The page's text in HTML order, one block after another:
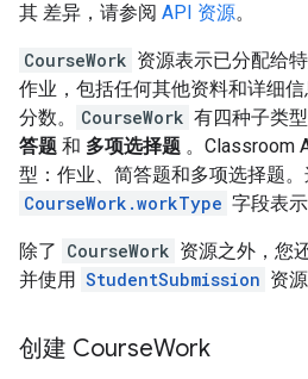
其 差异，请参阅 API 资源。
CourseWork 资源表示已分配给
作业，包括任何其他资料和详细
分数。
CourseWork 有四种子类型
答题 和 多项选择题 。Classroom
型：作业、简答题和多项选择题
CourseWork.workType 字段表示
除了 CourseWork 资源之外，您
并使用 StudentSubmission 资源
创建 CourseWork